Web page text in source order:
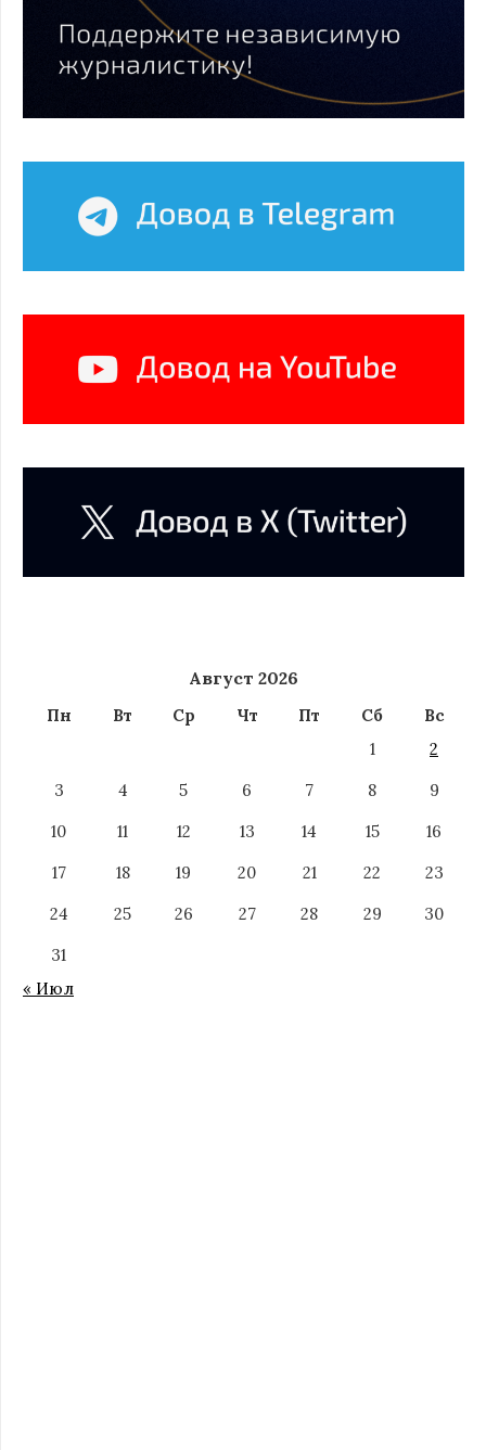
Август 2026
Пн Вт Ср Чт Пт Сб
Вс
1
2
3
4 5 6 7 8
9
10
11 12 13 14 15
16
17
18 19 20 21 22
23
24
25 26 27 28 29
30
31
« Июл